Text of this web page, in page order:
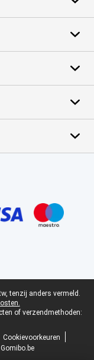
tenzij anders vermeld.
of verzendmethoden:
Cookievoorkeuren